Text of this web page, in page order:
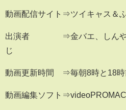
動画配信サイト⇒ツイキャス＆
出演者 ⇒金バエ、しんやっ
じ
動画更新時間 ⇒毎朝8時と18時
動画編集ソフト⇒videoPROMAC